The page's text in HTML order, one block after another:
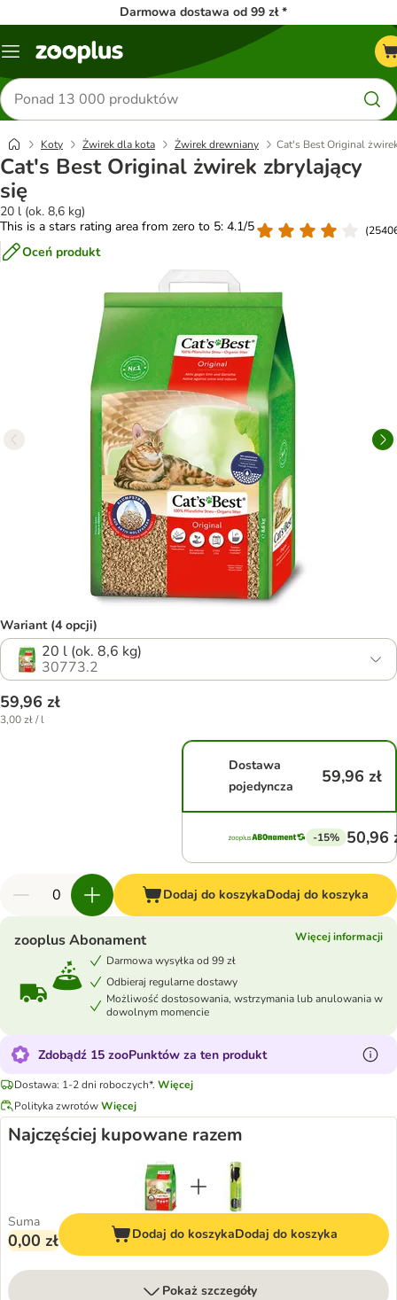
Darmowa dostawa od 99 zł *
Menu
Szukaj
produktów
Koty Żwirek dla kota Żwirek drewniany Cat's Best Original
Cat's Best Original żwirek zbrylający
się
20 l (ok. 8,6 kg)
This is a stars rating area from zero to 5: 4.1/5
(
Oceń produkt
Wariant (4 opcji)
20 l (ok. 8,6 kg)
30773.2
59,96 zł
3,00 zł / l
Dostawa
pojedyncza
59,96 zł
-15% 50,96
Dodaj do koszykaDodaj do koszyka
zooplus Abonament
Więcej informacji
Darmowa wysyłka od 99 zł
Odbieraj regularne dostawy
Możliwość dostosowania, wstrzymania lub anulowania w
dowolnym momencie
Zdobądź 15 zooPunktów za ten produkt
Dostawa: 1-2 dni roboczych*. Więcej
Polityka zwrotówWięcej
Najczęściej kupowane razem
Suma
0,00 zł Dodaj do koszykaDodaj do koszyka
Pokaż szczegóły